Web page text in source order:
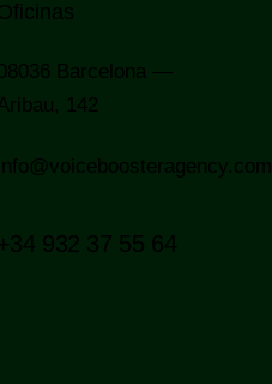
Barcelona —
142
932 37 55 64